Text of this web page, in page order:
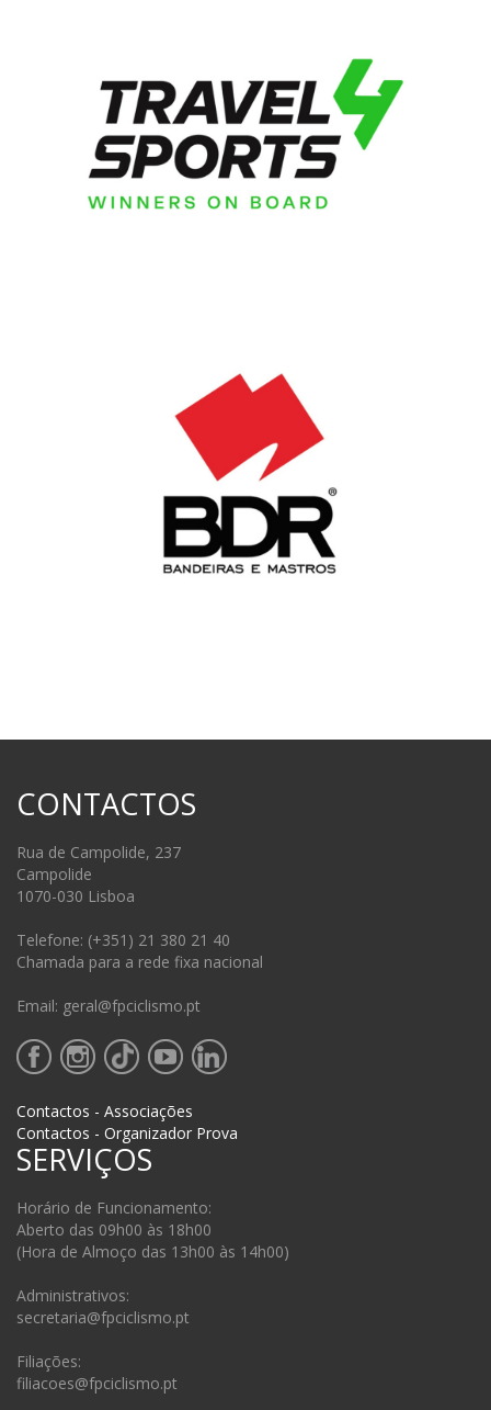
CONTACTOS
Rua de Campolide, 237
Campolide
1070-030 Lisboa
Telefone: (+351) 21 380 21 40
Chamada para a rede fixa nacional
Email: geral@fpciclismo.pt
Contactos - Associações
Contactos - Organizador Prova
SERVIÇOS
Horário de Funcionamento:
Aberto das 09h00 às 18h00
(Hora de Almoço das 13h00 às 14h00)
Administrativos:
secretaria@fpciclismo.pt
Filiações:
filiacoes@fpciclismo.pt